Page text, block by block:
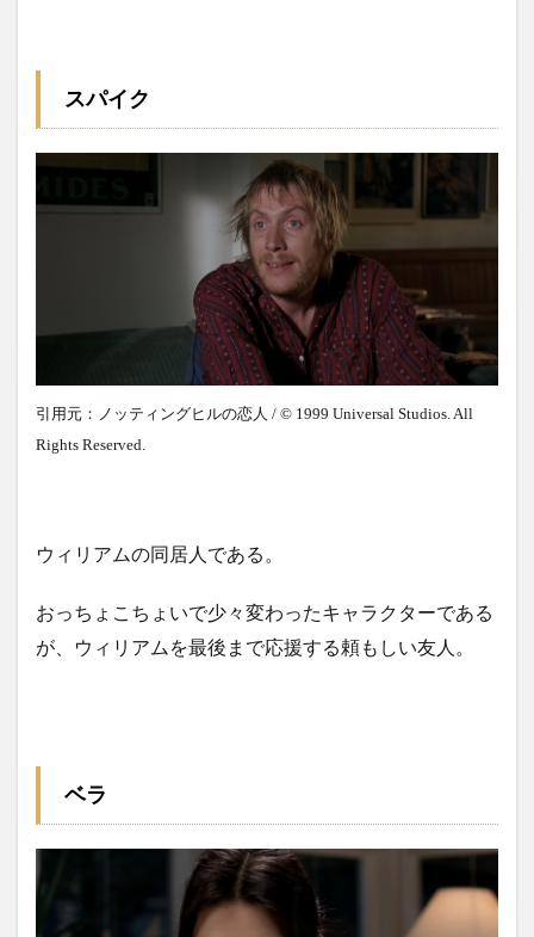
スパイク
引用元：ノッティングヒルの恋人 / © 1999 Universal Studios. All
Rights Reserved.
ウィリアムの同居人である。
おっちょこちょいで少々変わったキャラクターである
が、ウィリアムを最後まで応援する頼もしい友人。
ベラ